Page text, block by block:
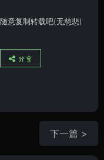
意复制转载吧(无慈悲)
分享
下一篇 >